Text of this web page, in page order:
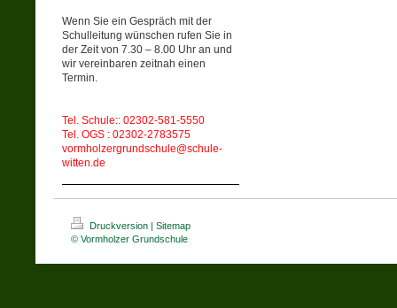
Wenn Sie ein Gespräch mit der
Schulleitung wünschen rufen Sie in
der Zeit von 7.30 – 8.00 Uhr an und
wir vereinbaren zeitnah einen
Termin.
Tel. Schule:: 02302-581-5550
Tel. OGS : 02302-2783575
vormholzergrundschule@schule-
witten.de
Druckversion | Sitemap
© Vormholzer Grundschule